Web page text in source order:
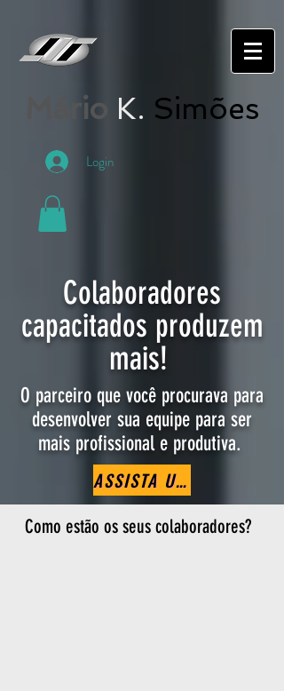
Mário K. Simões
Login
Colaboradores
capacitados produzem
mais!
O parceiro que você procurava para
desenvolver sua equipe para ser
mais profissional e produtiva.
ASSISTA UMA PALESTRA PARA GESTORES
Como estão os seus colaboradores?